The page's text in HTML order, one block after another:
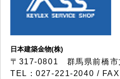
日本建築金物(株)
〒317‐0801 群馬県前橋市
TEL：027-221-2040 /